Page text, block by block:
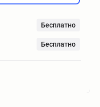
Бесплатно
Бесплатно